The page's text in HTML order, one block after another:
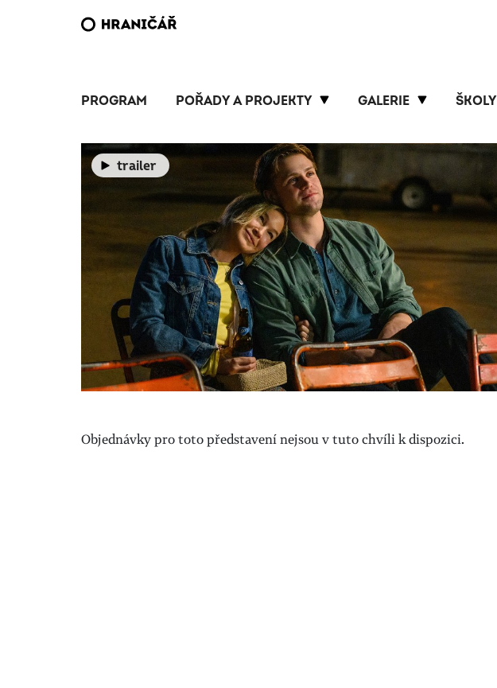
PROGRAM POŘADY A PROJEKTY GALERIE ŠKOLY
trailer
Objednávky pro toto představení nejsou v tuto chvíli k dispozici.